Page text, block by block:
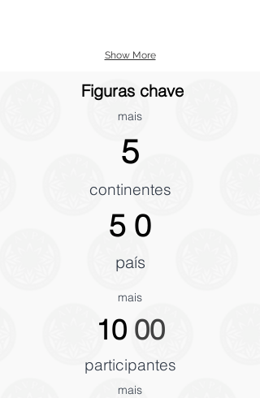
Show More
Figuras chave
mais
5
continentes
5 0
país
mais
10 00
participantes
mais